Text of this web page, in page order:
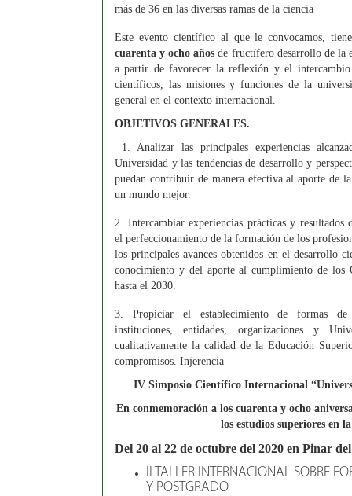
más de 36 en las diversas ramas de la ciencia
Este evento científico al que le convocamos,
cuarenta y ocho años de fructífero desarrollo de la
a partir de favorecer la reflexión y el intercambio
científicos, las misiones y funciones de la
general en el contexto internacional.
OBJETIVOS GENERALES.
1. Analizar las principales experiencias
Universidad y las tendencias de desarrollo y
puedan contribuir de manera efectiva al aporte de
un mundo mejor.
2. Intercambiar experiencias prácticas y resultados
el perfeccionamiento de la formación de los
los principales avances obtenidos en el desarrollo
conocimiento y del aporte al cumplimiento de los
hasta el 2030.
3. Propiciar el establecimiento de formas de
instituciones, entidades, organizaciones y
cualitativamente la calidad de la Educación
compromisos. Injerencia
IV Simposio Científico Internacional
En conmemoración a los cuarenta y ocho
los estudios superiores en
Del 20 al 22 de octubre del 2020 en Pinar
II TALLER INTERNACIONAL SOBRE
Y POSTGRADO